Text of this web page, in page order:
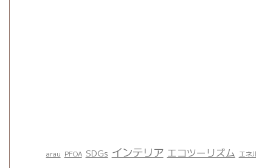
arau PFOA SDGs インテリア エコツーリズム エネ